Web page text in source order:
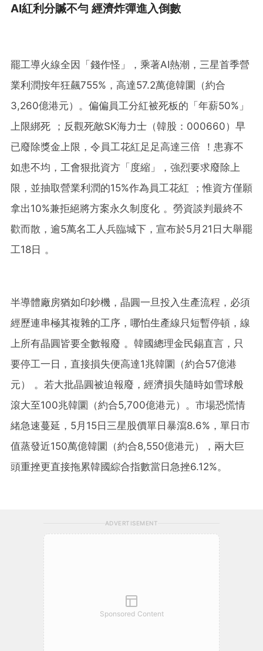
AI紅利分贓不勻 經濟炸彈進入倒數
罷工導火線全因「錢作怪」，乘著AI熱潮，三星首季營
業利潤按年狂飆755%，高達57.2萬億韓圜（約合
3,260億港元）。偏偏員工分紅被死板的「年薪50%」
上限綁死 ；反觀死敵SK海力士（韓股：000660）早
已廢除獎金上限，令員工花紅足足高達三倍 ！患寡不
如患不均，工會狠批資方「度縮」，強烈要求廢除上
限，並抽取營業利潤的15%作為員工花紅 ；惟資方僅願
拿出10%兼拒絕將方案永久制度化 。勞資談判最終不
歡而散，逾5萬名工人兵臨城下，宣布於5月21日大舉罷
工18日 。
半導體廠房猶如印鈔機，晶圓一旦投入生產流程，必須
經歷連串極其複雜的工序，哪怕生產線只短暫停頓，線
上所有晶圓皆要全數報廢 。韓國總理金民錫直言，只
要停工一日，直接損失便高達1兆韓圜（約合57億港
元） 。若大批晶圓被迫報廢，經濟損失隨時如雪球般
滾大至100兆韓圜（約合5,700億港元）。市場恐慌情
緒急速蔓延，5月15日三星股價單日暴瀉8.6%，單日市
值蒸發近150萬億韓圜（約合8,550億港元），兩大巨
頭重挫更直接拖累韓國綜合指數當日急挫6.12%。
ADVERTISEMENT
Sponsored Content